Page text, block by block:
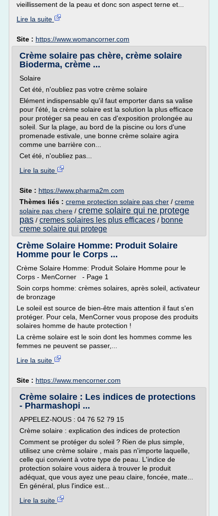
vieillissement de la peau et donc son aspect terne et...
Lire la suite
Site : https://www.womancorner.com
Crème solaire pas chère, crème solaire
Bioderma, crème ...
Solaire
Cet été, n'oubliez pas votre crème solaire
Elément indispensable qu'il faut emporter dans sa valise
pour l'été, la crème solaire est la solution la plus efficace
pour protéger sa peau en cas d'exposition prolongée au
soleil. Sur la plage, au bord de la piscine ou lors d'une
promenade estivale, une bonne crème solaire agira
comme une barrière con...
Cet été, n'oubliez pas...
Lire la suite
Site : https://www.pharma2m.com
Thèmes liés : creme protection solaire pas cher / creme
solaire pas chere / creme solaire qui ne protege
pas / cremes solaires les plus efficaces / bonne
creme solaire qui protege
Crème Solaire Homme: Produit Solaire
Homme pour le Corps ...
Crème Solaire Homme: Produit Solaire Homme pour le
Corps - MenCorner - Page 1
Soin corps homme: crèmes solaires, après soleil, activateur
de bronzage
Le soleil est source de bien-être mais attention il faut s'en
protéger. Pour cela, MenCorner vous propose des produits
solaires homme de haute protection !
La crème solaire est le soin dont les hommes comme les
femmes ne peuvent se passer,...
Lire la suite
Site : https://www.mencorner.com
Crème solaire : Les indices de protections
- Pharmashopi ...
APPELEZ-NOUS : 04 76 52 79 15
Crème solaire : explication des indices de protection
Comment se protéger du soleil ? Rien de plus simple,
utilisez une crème solaire , mais pas n'importe laquelle,
celle qui convient à votre type de peau. L'indice de
protection solaire vous aidera à trouver le produit
adéquat, que vous ayez une peau claire, foncée, mate...
En général, plus l'indice est...
Lire la suite